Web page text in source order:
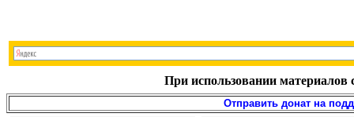
При использовании материалов
Отправить донат на